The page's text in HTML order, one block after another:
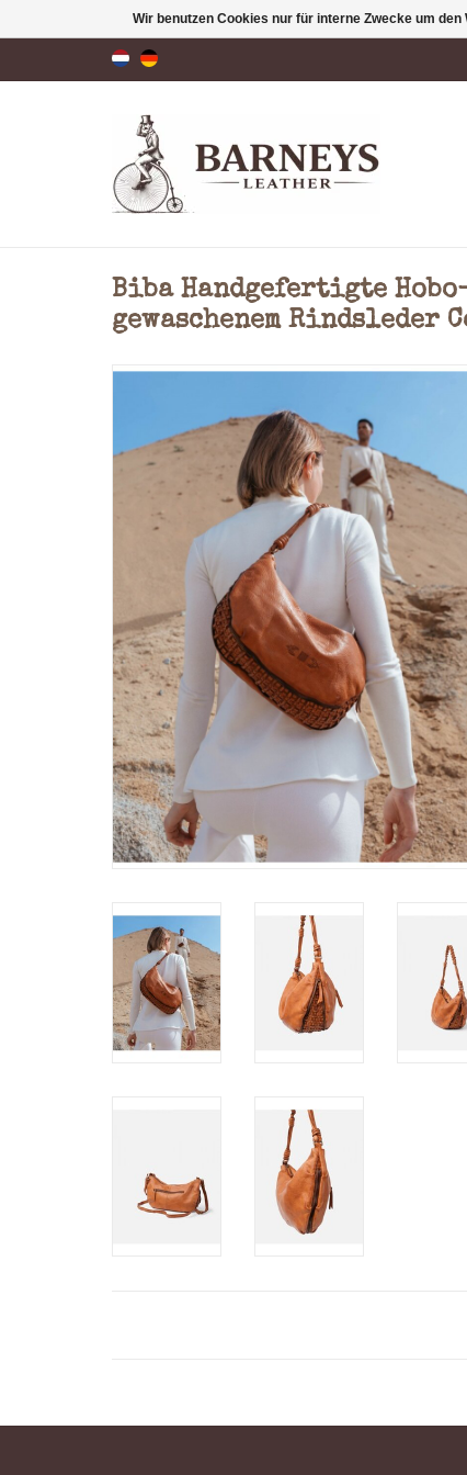
Biba Handgefertigte
gewaschenem Rindsleder
Wir benutzen Cookies nur für interne Zwecke um